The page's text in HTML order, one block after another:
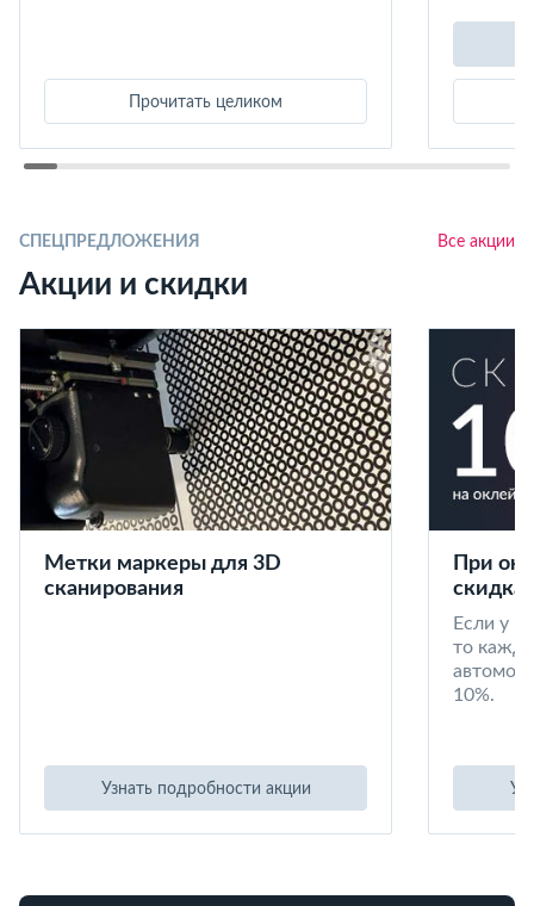
Прочитать целиком
СПЕЦПРЕДЛОЖЕНИЯ Все акции
Акции и скидки
Метки маркеры для 3D
сканирования
Узнать подробности акции
При
скидка
Если у
то
10%.